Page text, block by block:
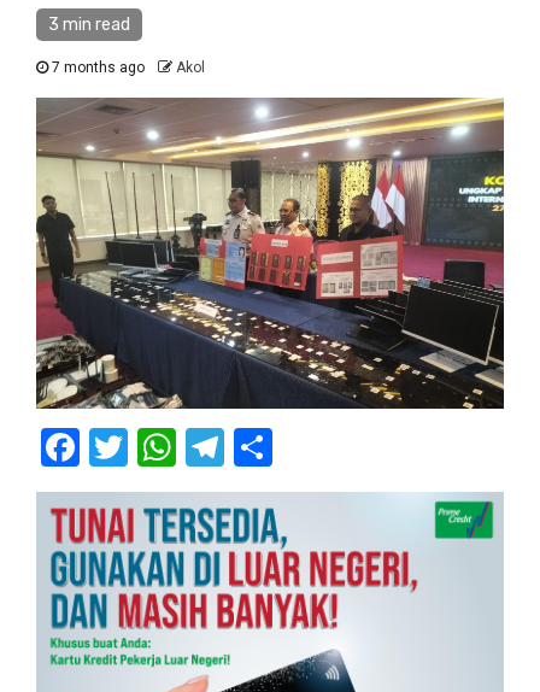
3 min read
7 months ago Akol
Facebook
Twitter
WhatsApp
Telegram